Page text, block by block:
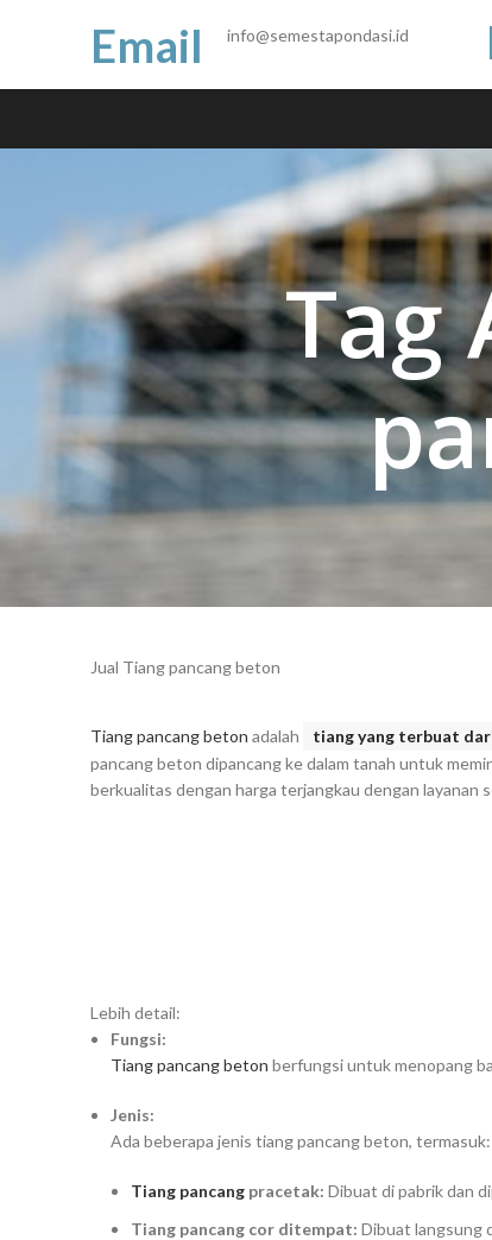
Email info@semestapondasi.id
Tag
Jual Tiang pancang beton
Tiang pancang beton adalah tiang yang terbuat
pancang beton dipancang ke dalam tanah untuk
berkualitas dengan harga terjangkau dengan layanan
Lebih detail:
Fungsi:
Tiang pancang beton berfungsi untuk menopang
Jenis:
Ada beberapa jenis tiang pancang beton, termasuk:
Tiang pancang pracetak: Dibuat di pabrik dan
Tiang pancang cor ditempat: Dibuat langsung